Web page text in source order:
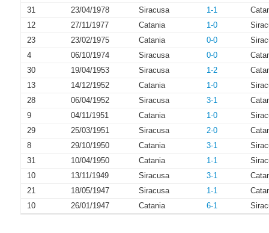
31
23/04/1978 Siracusa 1-1
12
27/11/1977 Catania 1-0
23
23/02/1975 Catania 0-0
4
06/10/1974 Siracusa 0-0
30
19/04/1953 Siracusa 1-2
13
14/12/1952 Catania 1-0
28
06/04/1952 Siracusa 3-1
9
04/11/1951 Catania 1-0
29
25/03/1951 Siracusa 2-0
8
29/10/1950 Catania 3-1
31
10/04/1950 Catania 1-1
10
13/11/1949 Siracusa 3-1
21
18/05/1947 Siracusa 1-1
10
26/01/1947 Catania 6-1